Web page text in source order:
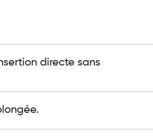
directe sans